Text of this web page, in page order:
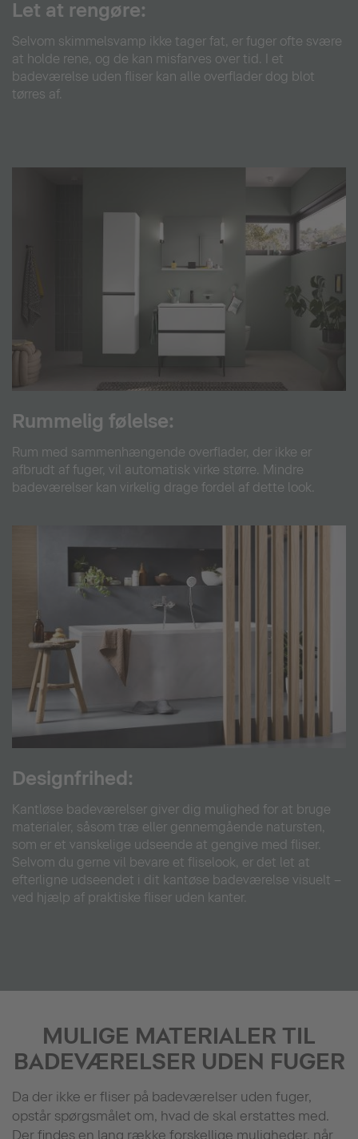
Let at rengøre:
Selvom skimmelsvamp ikke tager fat, er fuger ofte svære
at holde rene, og de kan misfarves over tid. I et
badeværelse uden fliser kan alle overflader dog blot
tørres af.
Rummelig følelse:
Rum med sammenhængende overflader, der ikke er
afbrudt af fuger, vil automatisk virke større. Mindre
badeværelser kan virkelig drage fordel af dette look.
Designfrihed:
Kantløse badeværelser giver dig mulighed for at bruge
materialer, såsom træ eller gennemgående natursten,
som er et vanskelige udseende at gengive med fliser.
Selvom du gerne vil bevare et fliselook, er det let at
efterligne udseendet i dit kantøse badeværelse visuelt –
ved hjælp af praktiske fliser uden kanter.
MULIGE MATERIALER TIL
BADEVÆRELSER UDEN FUGER
Da der ikke er fliser på badeværelser uden fuger,
opstår spørgsmålet om, hvad de skal erstattes med.
Der findes en lang række forskellige muligheder, når